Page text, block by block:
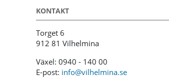
KONTAKT
Torget 6
912 81 Vilhelmina
Växel: 0940 - 140 00
E-post: info@vilhelmina.se